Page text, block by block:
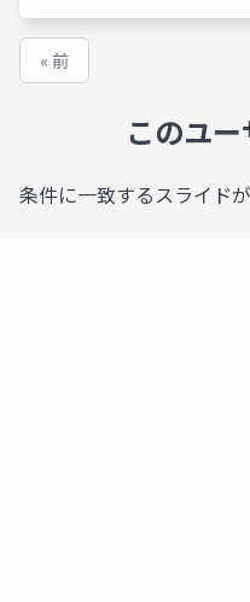
« 前
このユ
条件に一致するスライド